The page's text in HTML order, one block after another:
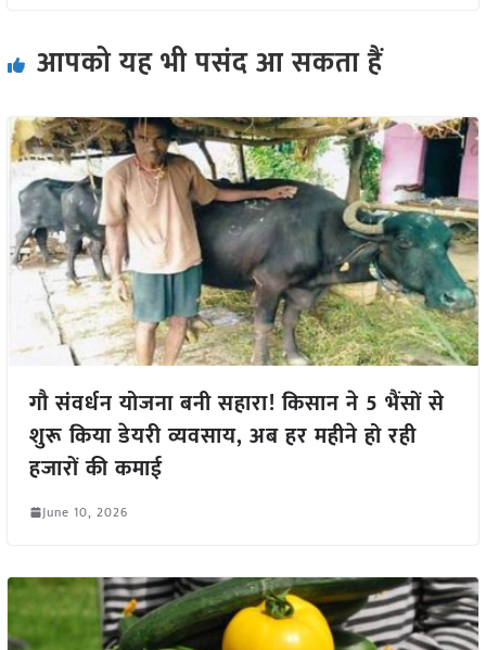
आपको यह भी पसंद आ सकता हैं
गौ संवर्धन योजना बनी सहारा! किसान ने 5 भैंसों से
शुरू किया डेयरी व्यवसाय, अब हर महीने हो रही
हजारों की कमाई
June 10, 2026